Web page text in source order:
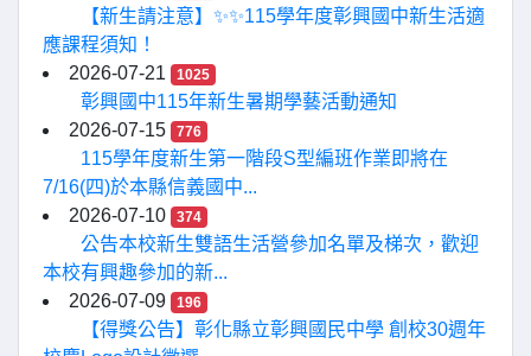
【新生請注意】✨✨115學年度彰興國中新生活適
應課程須知！
2026-07-21
1025
彰興國中115年新生暑期學藝活動通知
2026-07-15
776
115學年度新生第一階段S型編班作業即將在
7/16(四)於本縣信義國中...
2026-07-10
374
公告本校新生雙語生活營參加名單及梯次，歡迎
本校有興趣參加的新...
2026-07-09
196
【得獎公告】彰化縣立彰興國民中學 創校30週年